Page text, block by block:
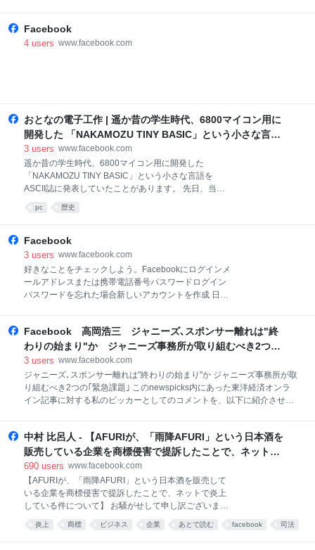
Facebook
4 users www.facebook.com
おとなの電子工作 | 遥か昔の学生時代、6800マイコン用に
開発した 「NAKAMOZU TINY BASIC」という小さな言語
をASCII誌に発表していたこと�... | Facebook
3 users www.facebook.com
遥か昔の学生時代、6800マイコン用に開発した
「NAKAMOZU TINY BASIC」という小さな言語を
ASCII誌に発表していたことがあります。 先日、当時
のASCII 編集長をされていた方から連絡がありまし
た。 すでにご存じの方が多いかとは思いますが、 この
他に類を見ない規模で進められています。ぜひ一度ご
覧ください。...
pc 歴史
Facebook
3 users www.facebook.com
好きなことをチェックしよう。Facebookにログインメ
ールアドレスまたは携帯電話番号パスワードログイン
パスワードを忘れた場合新しいアカウントを作成 日本
ント登録ログインMessengerFacebook Lite動画Meta
PayMetaストアMeta QuestRay-Ban MetaMeta
AIInstagramThreadsプライバシーポリシープライバシ
ーセンターFacebookについて広告を作成ページを作成
開発者採用情報CookieAdChoices利用規約ヘルプ連絡
先のアップロードと非ユーザーMeta © 2026�� ˪�
Facebook 高岡浩三 ジャニーズ､スポンサー離れは"終
わりの始まり"か ジャニーズ事務所が取り組むべき2つの
｢緊急課題｣
3 users www.facebook.com
ジャニーズ､スポンサー離れは"終わりの始まり"か ジャニーズ事務所が取
り組むべき2つの｢緊急課題｣ このnewspicks内にあった東洋経済オンラ
イン記事に対する私のピッカーとしてのコメントを、以下に紹介させて
中村 比呂人 - 【AFURIが、「雨降AFURI」という日本酒を
販売している企業を商標侵害で提訴したことで、ネット
で... | Facebook
690 users www.facebook.com
【AFURIが、「雨降AFURI」という日本酒を販売して
いる企業を商標侵害で提訴したことで、ネットで炎上
している件について】 お騒がせして申し訳ございませ
ん。 我々、AFURI株式会社は、2001年にラーメン店
を神奈川県厚木市の山奥にオープンして以来、22年
炎上 商標 ビジネス 企業 あとで読む facebook 司法